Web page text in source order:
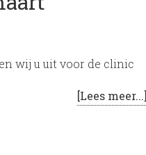
wij u uit voor de clinic
[Lees meer...]